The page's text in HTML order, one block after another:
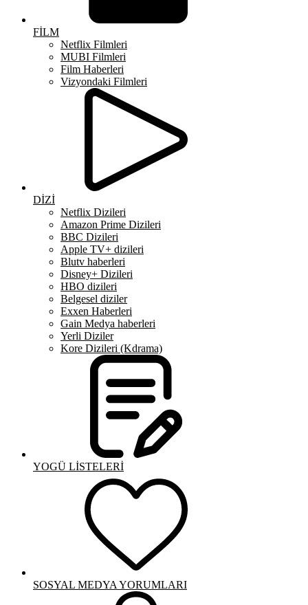
FİLM
Netflix Filmleri
MUBI Filmleri
Film Haberleri
Vizyondaki Filmleri
DİZİ
Netflix Dizileri
Amazon Prime Dizileri
BBC Dizileri
Apple TV+ dizileri
Blutv haberleri
Disney+ Dizileri
HBO dizileri
Belgesel diziler
Exxen Haberleri
Gain Medya haberleri
Yerli Diziler
Kore Dizileri (Kdrama)
YOGÜ LİSTELERİ
SOSYAL MEDYA YORUMLARI